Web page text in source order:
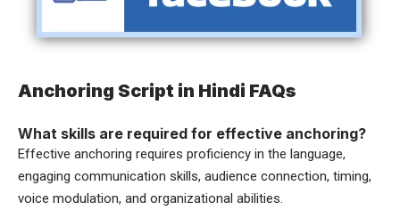
Anchoring Script in Hindi FAQs
What skills are required for effective anchoring?
Effective anchoring requires proficiency in the language,
engaging communication skills, audience connection, timing,
voice modulation, and organizational abilities.